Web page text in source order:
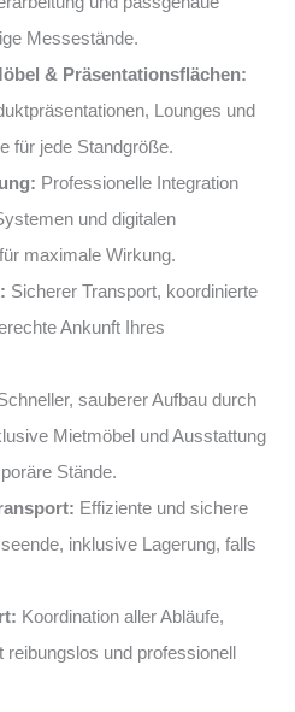
Messestände.
& Präsentationsflächen:
Lounges und
für jede Standgröße.
Professionelle Integration
und digitalen
maximale Wirkung.
Sicherer Transport, koordinierte
Ankunft Ihres
sauberer Aufbau durch
Mietmöbel und Ausstattung
Stände.
Effiziente und sichere
inklusive Lagerung, falls
Koordination aller Abläufe,
und professionell